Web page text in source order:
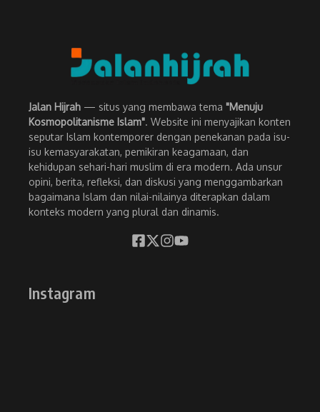
Jalan Hijrah — situs yang membawa tema "Menuju
Kosmopolitanisme Islam". Website ini menyajikan konten
seputar Islam kontemporer dengan penekanan pada isu-
isu kemasyarakatan, pemikiran keagamaan, dan
kehidupan sehari-hari muslim di era modern. Ada unsur
opini, berita, refleksi, dan diskusi yang menggambarkan
bagaimana Islam dan nilai-nilainya diterapkan dalam
konteks modern yang plural dan dinamis.
Instagram